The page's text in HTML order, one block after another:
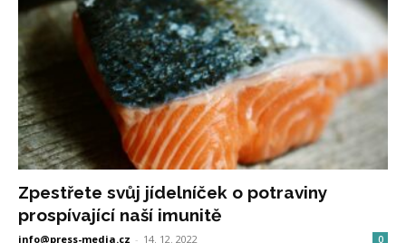
Zpestřete svůj jídelníček o potraviny
prospívající naší imunitě
info@press-media.cz - 14. 12. 2022 0